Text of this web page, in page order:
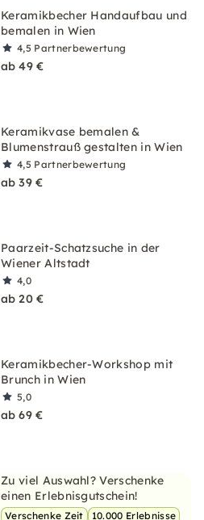
Keramikbecher Handaufbau und
bemalen in Wien
4,5 Partnerbewertung
ab 49 €
Keramikvase bemalen &
Blumenstrauß gestalten in Wien
4,5 Partnerbewertung
ab 39 €
Paarzeit-Schatzsuche in der
Wiener Altstadt
4,0
ab 20 €
Keramikbecher-Workshop mit
Brunch in Wien
5,0
ab 69 €
Zu viel Auswahl? Verschenke
einen Erlebnisgutschein!
Verschenke Zeit
10.000 Erlebnisse